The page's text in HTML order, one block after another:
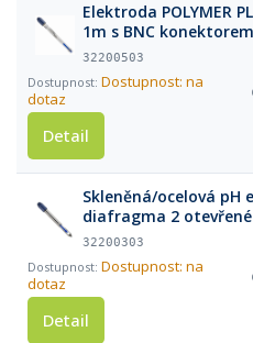
Elektroda POLYMER
1m s BNC
60°C
32200503
Dostupnost: na
dotaz
Detail
Skleněná/ocelová pH
diafragma 2
32200303
Dostupnost: na
dotaz
Detail